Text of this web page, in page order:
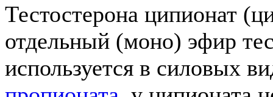
Тестостерона ципионат
отдельный (моно) эфир
используется в силовых